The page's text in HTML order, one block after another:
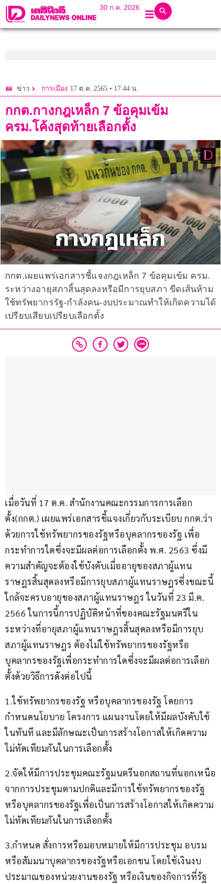
30 ก.ค. 2026
ข่าว การเมือง 17 ต.ค. 2565 • 17:44 น.
กกต.กางกฎเหล็ก 7 ข้อคุมเข้ม
ครม.โค้งสุดท้ายเลือกตั้ง
กกต.เผยแพร่เอกสารชี้แจงกฎเหล็ก 7 ข้อคุมเข้ม ครม.
ระหว่างอายุสภาสิ้นสุดลงหรือมีการยุบสภา ขีดเส้นห้าม
ใช้ทรัพยากรรัฐ-กำลังคน-งบประมาณทำให้เกิดความได้
เปรียบเสียบเปรียบเลือกตั้ง
เมื่อวันที่ 17 ต.ค. สำนักงานคณะกรรมการการเลือก
ตั้ง(กกต.)​ เผยแพร่เอกสารชี้แจงเกี่ยวกับระเบียบ กกต.ว่า
ด้วยการใช้ทรัพยากรของรัฐหรือบุคลากรของรัฐ เพื่อ
กระทำการใดซึ่งจะมีผลต่อการเลือกตั้ง พ.ศ. 2563 ซึ่งมี
ความสำคัญจะต้องใช้บังคับเมื่ออายุของสภาผู้แทน
ราษฎรสิ้นสุดลงหรือมีการยุบสภาผู้แทนราษฎรซึ่งขณะนี้
ใกล้จะครบอายุของสภาผู้แทนราษฎร ในวันที่ 23 มี.ค.
2566 ในการนี้การปฏิบัติหน้าที่ของคณะรัฐมนตรีใน
ระหว่างที่อายุสภาผู้แทนราษฎรสิ้นสุดลงหรือมีการยุบ
สภาผู้แทนราษฎร ต้องไม่ใช้ทรัพยากรของรัฐหรือ
บุคลากรของรัฐเพื่อกระทำการใดซึ่งจะมีผลต่อการเลือก
ตั้งด้วยวิธีการดังต่อไปนี้
1.ใช้ทรัพยากรของรัฐ หรือบุคลากรของรัฐ โดยการ
กำหนดนโยบาย โครงการ แผนงานโดยให้มีผลบังคับใช้
ในทันที และมีลักษณะเป็นการสร้างโอกาสให้เกิดความ
ไม่ทัดเทียมกันในการเลือกตั้ง
2.จัดให้มีการประชุมคณะรัฐมนตรีนอกสถานที่นอกเหนือ
จากการประชุมตามปกติและมีการใช้ทรัพยากรของรัฐ
หรือบุคลากรของรัฐเพื่อเป็นการสร้างโอกาสให้เกิดความ
ไม่ทัดเทียมกันในการเลือกตั้ง
3.กำหนด สั่งการหรือมอบหมายให้มีการประชุม อบรม
หรือสัมมนาบุคลากรของรัฐหรือเอกชน โดยใช้เงินงบ
ประมาณของหน่วยงานของรัฐ หรือเงินของกิจการที่รัฐ